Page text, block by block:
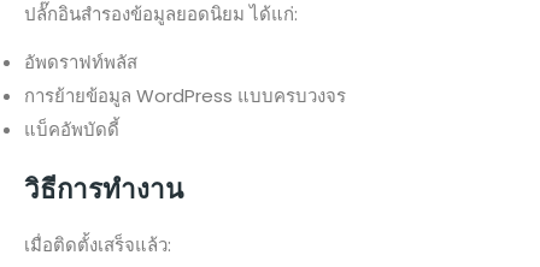
ปลั๊กอินสำรองข้อมูลยอดนิยม ได้แก่:
อัพดราฟท์พลัส
การย้ายข้อมูล WordPress แบบครบวงจร
แบ็คอัพบัดดี้
วิธีการทำงาน
เมื่อติดตั้งเสร็จแล้ว: